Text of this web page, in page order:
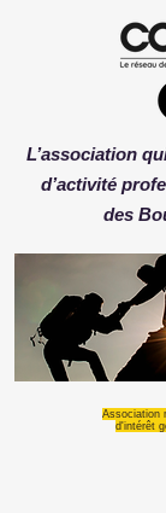
L’association
d’activité
des
Association
d'intérêt